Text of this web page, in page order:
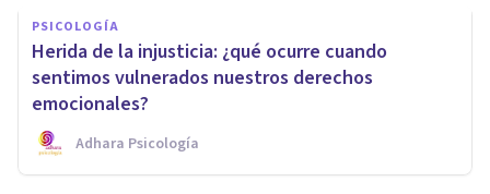
PSICOLOGÍA
Herida de la injusticia: ¿qué ocurre cuando
sentimos vulnerados nuestros derechos
emocionales?
Adhara Psicología